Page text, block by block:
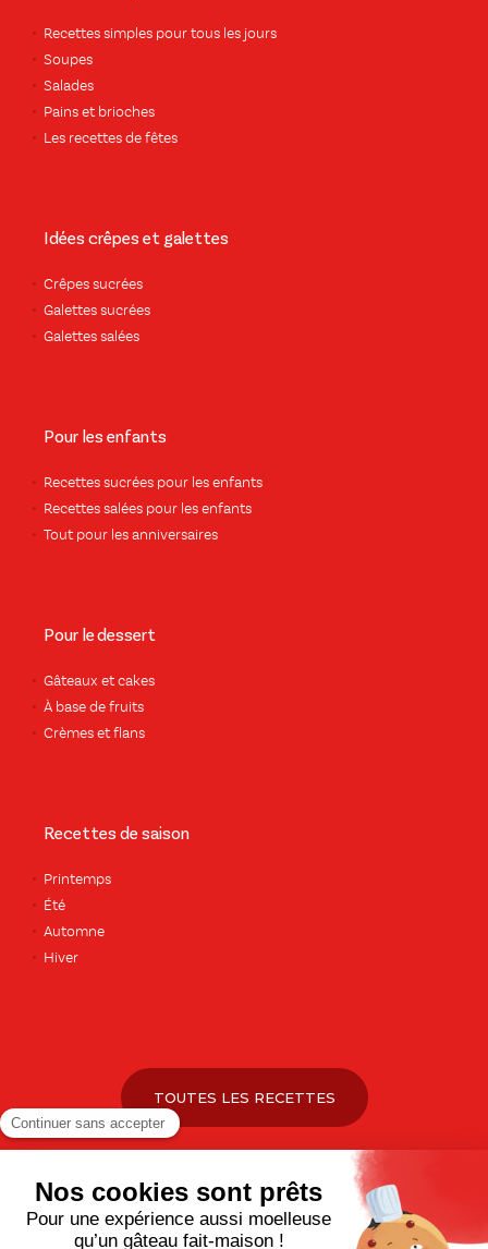
Recettes simples pour tous les jours
Soupes
Salades
Pains et brioches
Les recettes de fêtes
Idées crêpes et galettes
Crêpes sucrées
Galettes sucrées
Galettes salées
Pour les enfants
Recettes sucrées pour les enfants
Recettes salées pour les enfants
Tout pour les anniversaires
Pour le dessert
Gâteaux et cakes
À base de fruits
Crèmes et flans
Recettes de saison
Printemps
Été
Automne
Hiver
TOUTES LES RECETTES
Pour votre santé, pratiquez une activité physique régulière. Plus
d’infos sur
www.mangerbouger.fr